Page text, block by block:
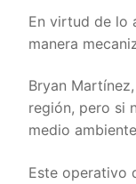
En virtud de lo
manera
Bryan
región, pero si
medio
Este operativo